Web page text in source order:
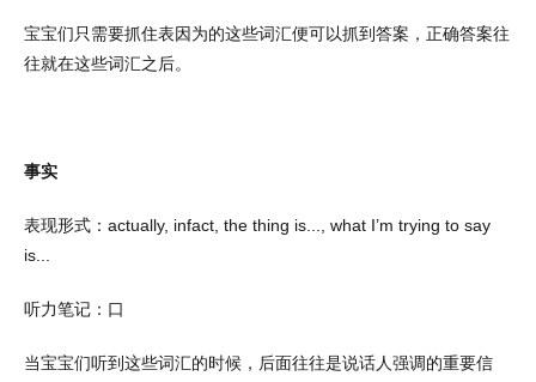
宝宝们只需要抓住表因为的这些词汇便可以抓到答案，正确答案往
往就在这些词汇之后。
事实
表现形式： actually, infact, the thing is..., what I’m trying to say
is...
听力笔记：口
当宝宝们听到这些词汇的时候，后面往往是说话人强调的重要信